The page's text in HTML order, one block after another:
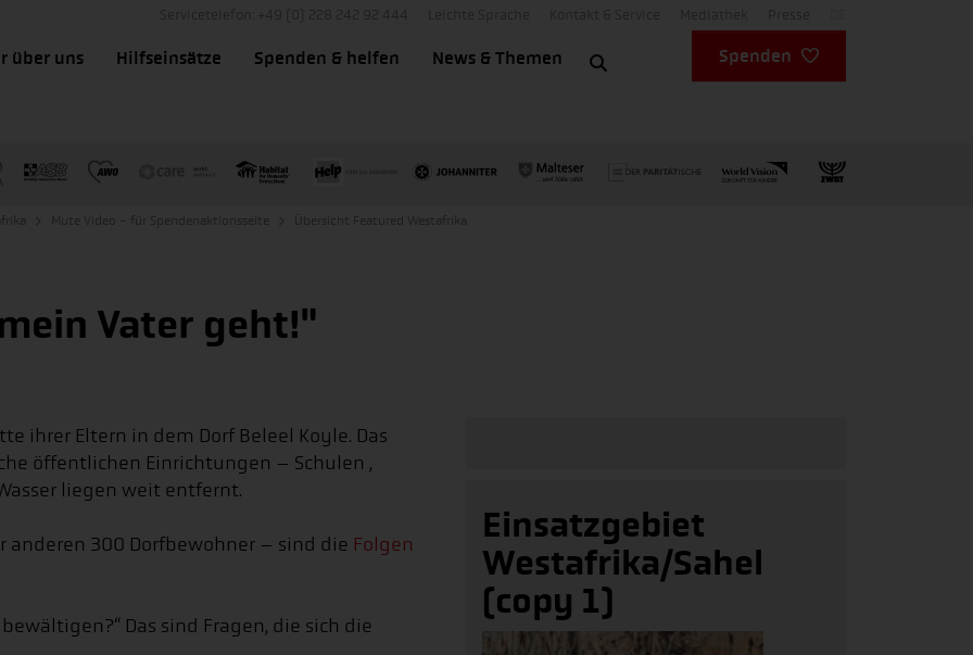
über uns Hilfseinsätze Spenden & helfen News & Themen Spenden
Vater geht!"
ihrer Eltern in dem Dorf Beleel Koyle. Das
öffentlichen Einrichtungen – Schulen ,
liegen weit entfernt.
anderen 300 Dorfbewohner – sind die Folgen
Das sind Fragen, die sich die
Einsatzgebiet
Westafrika/Sahel
(copy 1)